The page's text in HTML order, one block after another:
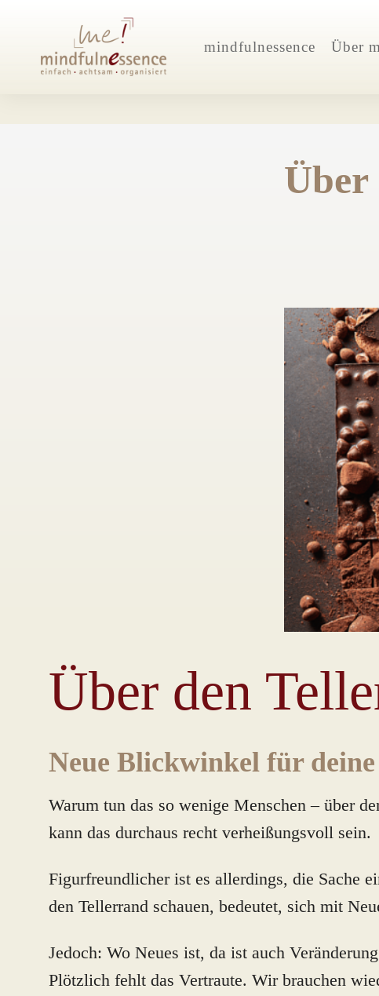
mindfulnessence Über
Über
Über den
Neue Blickwinkel für deine
Warum tun das so wenige Menschen – über
kann das durchaus recht verheißungsvoll sein.
Figurfreundlicher ist es allerdings, die Sache
den Tellerrand schauen, bedeutet, sich mit
Jedoch: Wo Neues ist, da ist auch
Plötzlich fehlt das Vertraute. Wir brauchen